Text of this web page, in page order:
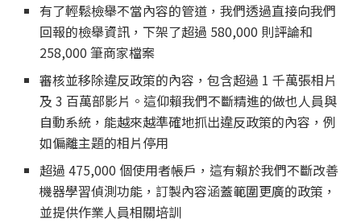
有了輕鬆檢舉不當內容的管道，我們透過直接向我們
回報的檢舉資訊，下架了超過 580,000 則評論和
258,000 筆商家檔案
審核並移除違反政策的內容，包含超過 1 千萬張相片
及 3 百萬部影片。這仰賴我們不斷精進的做也人員與
自動系統，能越來越準確地抓出違反政策的內容，例
如偏離主題的相片停用
超過 475,000 個使用者帳戶，這有賴於我們不斷改善
機器學習偵測功能，訂製內容涵蓋範圍更廣的政策，
並提供作業人員相關培訓